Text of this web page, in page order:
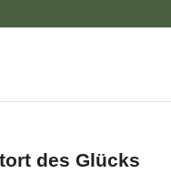
des Glücks